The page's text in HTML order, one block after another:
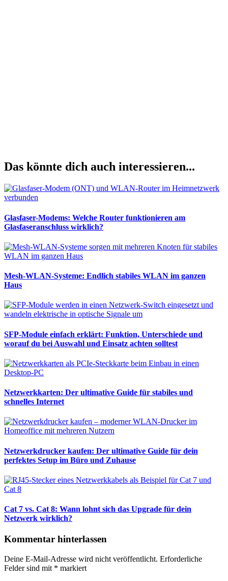
Das könnte dich auch interessieren...
Glasfaser-Modems: Welche Router funktionieren am
Glasfaseranschluss wirklich?
Mesh-WLAN-Systeme: Endlich stabiles WLAN im ganzen
Haus
SFP-Module einfach erklärt: Funktion, Unterschiede und
worauf du bei Auswahl und Einsatz achten solltest
Netzwerkkarten: Der ultimative Guide für stabiles und
schnelles Internet
Netzwerkdrucker kaufen: Der ultimative Guide für dein
perfektes Setup im Büro und Zuhause
Cat 7 vs. Cat 8: Wann lohnt sich das Upgrade für dein
Netzwerk wirklich?
Kommentar hinterlassen
Deine E-Mail-Adresse wird nicht veröffentlicht. Erforderliche
Felder sind mit * markiert